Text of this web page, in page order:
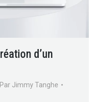
d’un
Par Jimmy Tanghe